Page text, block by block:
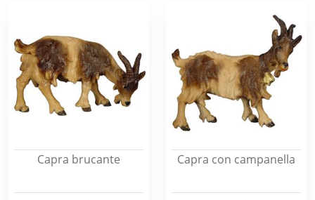
Capra brucante Capra con campanella